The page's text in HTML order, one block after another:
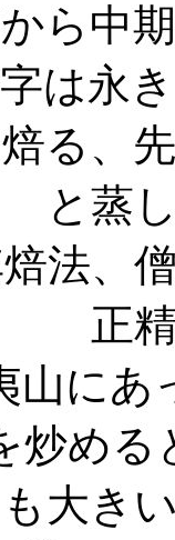
ら中
字は永
る、
と蒸
法、
正
山に
炒め
大き